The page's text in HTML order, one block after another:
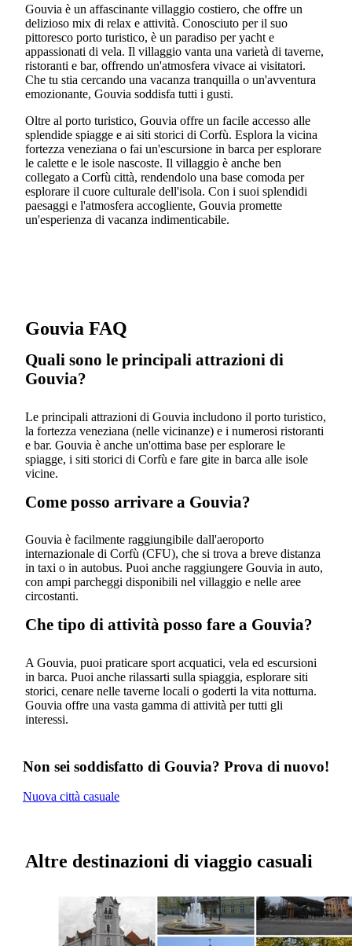
Gouvia è un affascinante villaggio costiero, che offre un
delizioso mix di relax e attività. Conosciuto per il suo
pittoresco porto turistico, è un paradiso per yacht e
appassionati di vela. Il villaggio vanta una varietà di taverne,
ristoranti e bar, offrendo un'atmosfera vivace ai visitatori.
Che tu stia cercando una vacanza tranquilla o un'avventura
emozionante, Gouvia soddisfa tutti i gusti.
Oltre al porto turistico, Gouvia offre un facile accesso alle
splendide spiagge e ai siti storici di Corfù. Esplora la vicina
fortezza veneziana o fai un'escursione in barca per esplorare
le calette e le isole nascoste. Il villaggio è anche ben
collegato a Corfù città, rendendolo una base comoda per
esplorare il cuore culturale dell'isola. Con i suoi splendidi
paesaggi e l'atmosfera accogliente, Gouvia promette
un'esperienza di vacanza indimenticabile.
Gouvia FAQ
Quali sono le principali attrazioni di
Gouvia?
Le principali attrazioni di Gouvia includono il porto turistico,
la fortezza veneziana (nelle vicinanze) e i numerosi ristoranti
e bar. Gouvia è anche un'ottima base per esplorare le
spiagge, i siti storici di Corfù e fare gite in barca alle isole
vicine.
Come posso arrivare a Gouvia?
Gouvia è facilmente raggiungibile dall'aeroporto
internazionale di Corfù (CFU), che si trova a breve distanza
in taxi o in autobus. Puoi anche raggiungere Gouvia in auto,
con ampi parcheggi disponibili nel villaggio e nelle aree
circostanti.
Che tipo di attività posso fare a Gouvia?
A Gouvia, puoi praticare sport acquatici, vela ed escursioni
in barca. Puoi anche rilassarti sulla spiaggia, esplorare siti
storici, cenare nelle taverne locali o goderti la vita notturna.
Gouvia offre una vasta gamma di attività per tutti gli
interessi.
Non sei soddisfatto di Gouvia? Prova di nuovo!
Nuova città casuale
Altre destinazioni di viaggio casuali